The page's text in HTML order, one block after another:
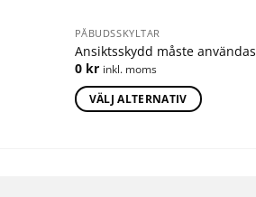
PÅBUDSSKYLTAR
Ansiktsskydd måste användas
0 kr inkl. moms
VÄLJ ALTERNATIV